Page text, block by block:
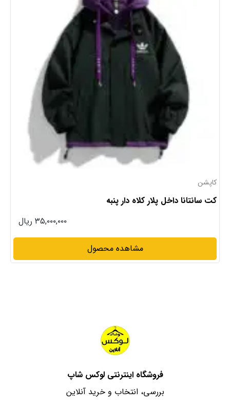
کاپشن
کت سانتانا داخل پلار کلاه دار پنبه
۳۵,۰۰۰,۰۰۰ ریال
مشاهده محصول
فروشگاه اینترنتی لوکس شاپ
بررسی، انتخاب و خرید آنلاین